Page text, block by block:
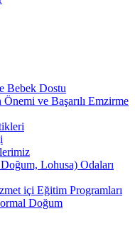
Bebek Dostu
ve Başarılı Emzirme
Lohusa) Odaları
içi Eğitim Programları
Doğum